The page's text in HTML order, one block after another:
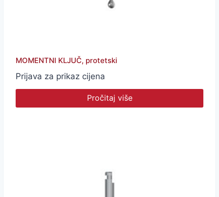
MOMENTNI KLJUČ, protetski
Prijava za prikaz cijena
Pročitaj više